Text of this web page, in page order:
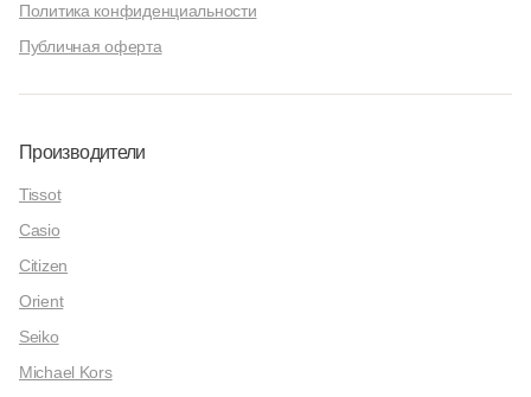
Политика конфиденциальности
Публичная оферта
Производители
Tissot
Casio
Citizen
Orient
Seiko
Michael Kors